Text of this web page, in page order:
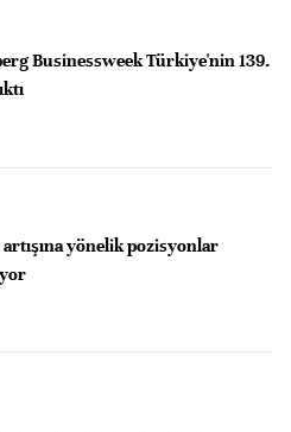
Businessweek Türkiye'nin 139.
artışına yönelik pozisyonlar